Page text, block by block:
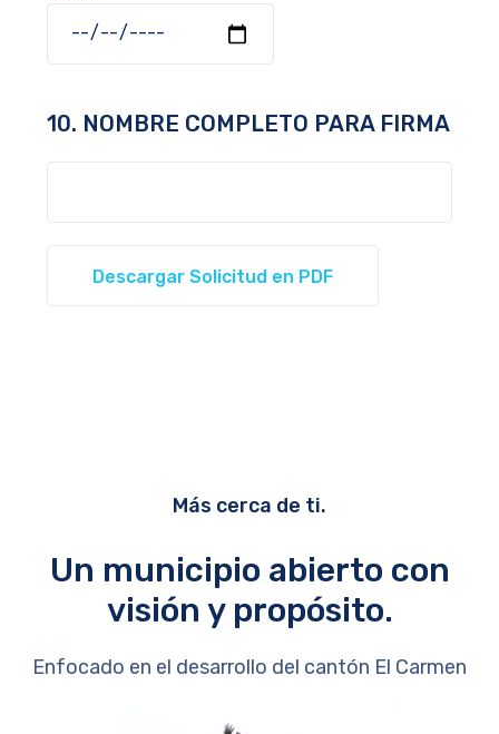
10. NOMBRE COMPLETO PARA FIRMA
Más cerca de ti.
Un municipio abierto con
visión y propósito.
Enfocado en el desarrollo del cantón El Carmen